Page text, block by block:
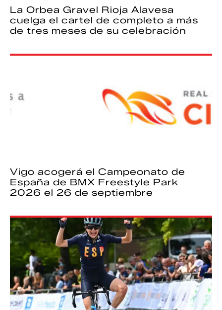
La Orbea Gravel Rioja Alavesa
cuelga el cartel de completo a más
de tres meses de su celebración
Vigo acogerá el Campeonato de
España de BMX Freestyle Park
2026 el 26 de septiembre